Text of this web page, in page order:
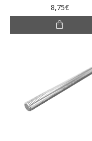
8,75€